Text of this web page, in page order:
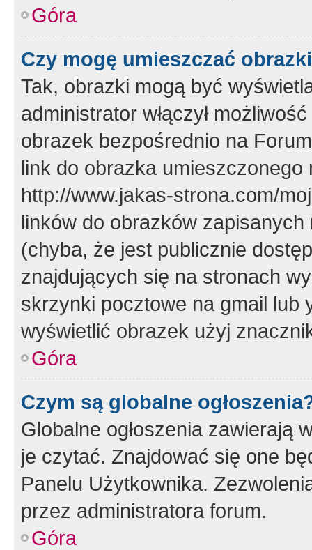
Góra
Czy mogę umieszczać
Tak, obrazki mogą być
administrator włączył
obrazek bezpośrednio na
link do obrazka
http://www.jakas-strona.com/
linków do obrazków
(chyba, że jest publicznie
znajdujących się na stronach
skrzynki pocztowe na gmail lub
wyświetlić obrazek użyj
Góra
Czym są globalne
Globalne ogłoszenia zawierają
je czytać. Znajdować się one
Panelu Użytkownika.
przez administratora forum.
Góra